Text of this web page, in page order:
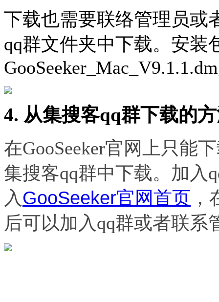
下载也需要联络管理员或
qq群文件夹中下载。安装
4. 从集搜客qq群下载的
在GooSeeker官网上只能
集搜客qq群中下载。加入
入 GooSeeker官网首页
后可以加入qq群或者联系